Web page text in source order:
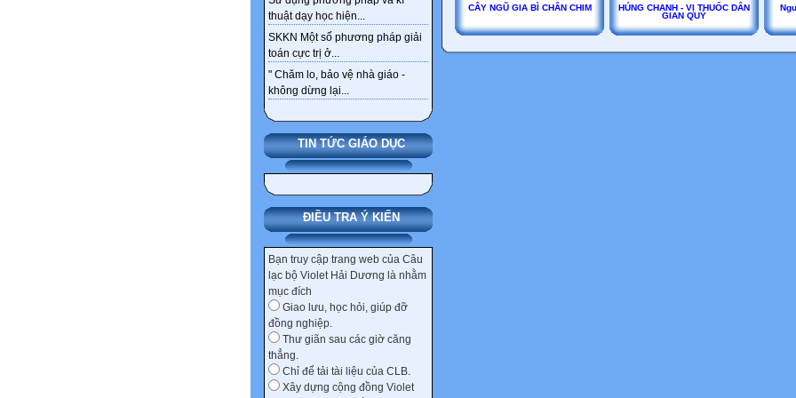
thuật dạy học hiện...
SKKN Một số phương pháp giải
toán cực trị ở...
" Chăm lo, bảo vệ nhà giáo -
không dừng lại...
TIN TỨC GIÁO DỤC
ĐIỀU TRA Ý KIẾN
Bạn truy cập trang web của Câu
lạc bộ Violet Hải Dương là nhằm
mục đích
Giao lưu, học hỏi, giúp đỡ
đồng nghiệp.
Thư giãn sau các giờ căng
thẳng.
Chỉ để tải tài liệu của CLB.
Xây dựng cộng đồng Violet
CÂY NGŨ GIA BÌ CHÂN CHIM
HÚNG CHANH - VỊ THUỐC DÂN
GIAN QUÝ